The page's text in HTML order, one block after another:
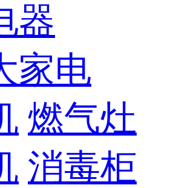
器
家电
燃气灶
消毒柜